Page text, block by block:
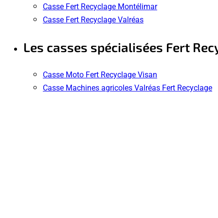
Casse Fert Recyclage Montélimar
Casse Fert Recyclage Valréas
Les casses spécialisées Fert
Casse Moto Fert Recyclage Visan
Casse Machines agricoles Valréas Fert Recyclage